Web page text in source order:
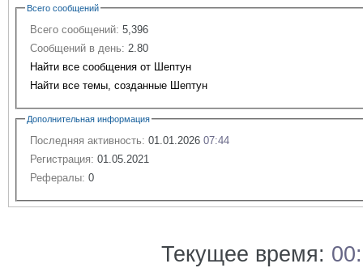
Всего сообщений
Всего сообщений: 5,396
Сообщений в день: 2.80
Найти все сообщения от Шептун
Найти все темы, созданные Шептун
Дополнительная информация
Последняя активность: 01.01.2026 07:44
Регистрация: 01.05.2021
Рефералы: 0
Текущее время: